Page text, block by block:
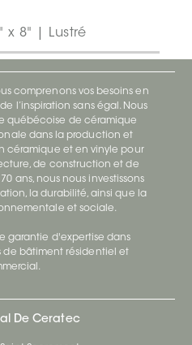
x 8" | Lustré
comprenons vos besoins en
l’inspiration sans égal. Nous
québécoise de céramique
dans la production et
céramique et en vinyle pour
de construction et de
ans, nous nous investissons
la durabilité, ainsi que la
et sociale.
garantie d'expertise dans
de bâtiment résidentiel et
De Ceratec